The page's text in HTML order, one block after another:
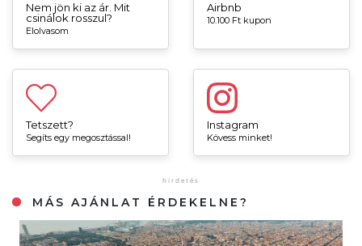
Nem jön ki az ár. Mit
csinálok rosszul?
Elolvasom
Airbnb
10.100 Ft kupon
Tetszett?
Segíts egy megosztással!
Instagram
Kövess minket!
MÁS AJÁNLAT ÉRDEKELNE?